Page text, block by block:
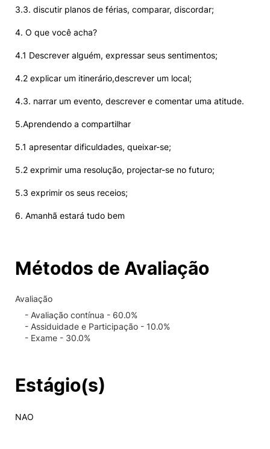
3.3. discutir planos de férias, comparar, discordar;
4. O que você acha?
4.1 Descrever alguém, expressar seus sentimentos;
4.2 explicar um itinerário,descrever um local;
4.3. narrar um evento, descrever e comentar uma atitude.
5.Aprendendo a compartilhar
5.1 apresentar dificuldades, queixar-se;
5.2 exprimir uma resolução, projectar-se no futuro;
5.3 exprimir os seus receios;
6. Amanhã estará tudo bem
Métodos de Avaliação
Avaliação
- Avaliação contínua - 60.0%
- Assiduidade e Participação - 10.0%
- Exame - 30.0%
Estágio(s)
NAO